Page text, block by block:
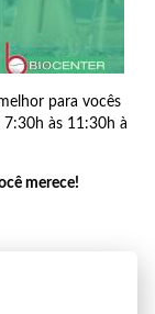
para vocês
7:30h às 11:30h à
merece!